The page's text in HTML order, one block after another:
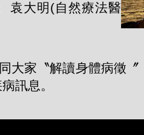
袁大明(自然療法醫
大家〝解讀身體病徵
訊息。